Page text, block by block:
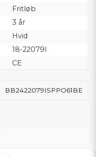
Fritløb
3 år
Hvid
18-22079I
CE
BB2422079ISPPO61BE